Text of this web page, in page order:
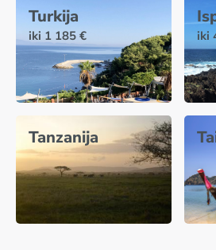
Turkija
iki 1 185 € iki
Tanzanija